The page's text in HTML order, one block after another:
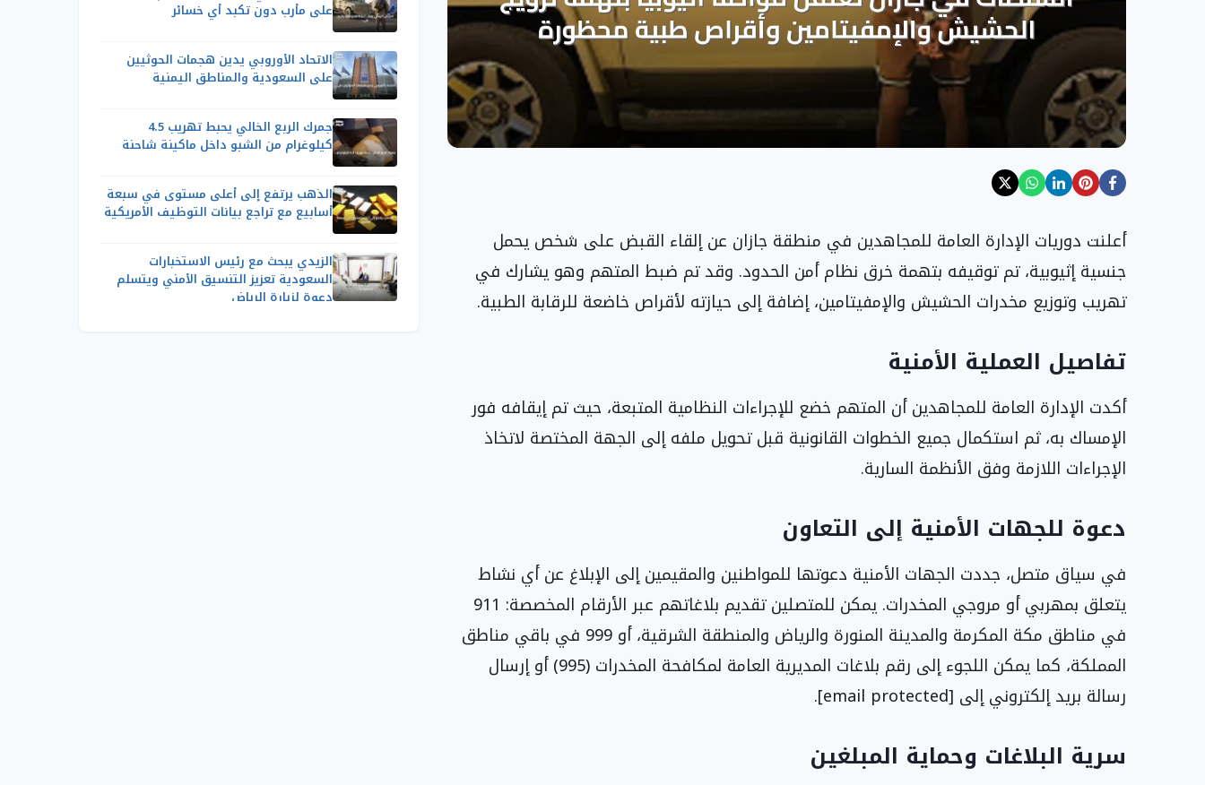
أعلنت دوريات الإدارة العامة للمجاهدين في منطقة جازان عن إلقاء القبض على شخص يحمل
جنسية إثيوبية، تم توقيفه بتهمة خرق نظام أمن الحدود. وقد تم ضبط المتهم وهو يشارك في
تهريب وتوزيع مخدرات الحشيش والإمفيتامين، إضافة إلى حيازته لأقراص خاضعة للرقابة الطبية.
تفاصيل العملية الأمنية
أكدت الإدارة العامة للمجاهدين أن المتهم خضع للإجراءات النظامية المتبعة، حيث تم إيقافه فور
الإمساك به، ثم استكمال جميع الخطوات القانونية قبل تحويل ملفه إلى الجهة المختصة لاتخاذ
الإجراءات اللازمة وفق الأنظمة السارية.
دعوة للجهات الأمنية إلى التعاون
في سياق متصل، جددت الجهات الأمنية دعوتها للمواطنين والمقيمين إلى الإبلاغ عن أي نشاط
يتعلق بمهربي أو مروجي المخدرات. يمكن للمتصلين تقديم بلاغاتهم عبر الأرقام المخصصة: 911
في مناطق مكة المكرمة والمدينة المنورة والرياض والمنطقة الشرقية، أو 999 في باقي مناطق
المملكة، كما يمكن اللجوء إلى رقم بلاغات المديرية العامة لمكافحة المخدرات (995) أو إرسال
رسالة بريد إلكتروني إلى [email protected].
سرية البلاغات وحماية المبلغين
على مأرب دون تكبد أي خسائر
الاتحاد الأوروبي يدين هجمات الحوثيين
على السعودية والمناطق اليمنية
جمرك الربع الخالي يحبط تهريب 4.5
كيلوغرام من الشبو داخل ماكينة شاحنة
الذهب يرتفع إلى أعلى مستوى في سبعة
أسابيع مع تراجع بيانات التوظيف الأمريكية
الزيدي يبحث مع رئيس الاستخبارات
السعودية تعزيز التنسيق الأمني ويتسلم
دعوة لزيارة الرياض